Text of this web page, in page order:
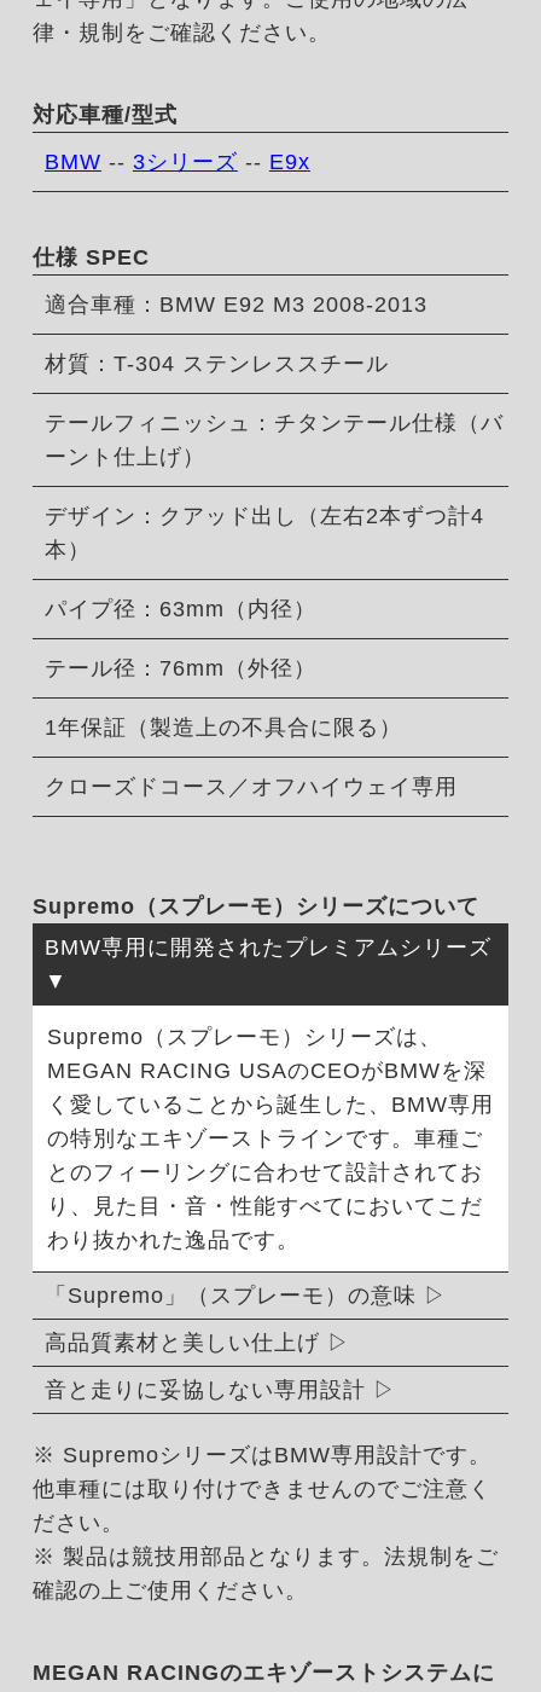
律・規制をご確認ください。
対応車種/型式
BMW -- 3シリーズ -- E9x
仕様 SPEC
適合車種：BMW E92 M3 2008-2013
材質：T-304 ステンレススチール
テールフィニッシュ：チタンテール仕様（バ
ーント仕上げ）
デザイン：クアッド出し（左右2本ずつ計4
本）
パイプ径：63mm（内径）
テール径：76mm（外径）
1年保証（製造上の不具合に限る）
クローズドコース／オフハイウェイ専用
Supremo（スプレーモ）シリーズについて
BMW専用に開発されたプレミアムシリーズ
Supremo（スプレーモ）シリーズは、
MEGAN RACING USAのCEOがBMWを深
く愛していることから誕生した、BMW専用
の特別なエキゾーストラインです。車種ご
とのフィーリングに合わせて設計されてお
り、見た目・音・性能すべてにおいてこだ
わり抜かれた逸品です。
「Supremo」（スプレーモ）の意味
高品質素材と美しい仕上げ
音と走りに妥協しない専用設計
※ SupremoシリーズはBMW専用設計です。
他車種には取り付けできませんのでご注意く
ださい。
※ 製品は競技用部品となります。法規制をご
確認の上ご使用ください。
MEGAN RACINGのエキゾーストシステムに